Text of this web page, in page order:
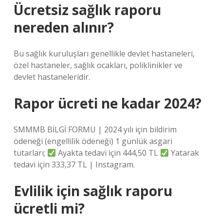
Ücretsiz sağlık raporu
nereden alınır?
Bu sağlık kuruluşları genellikle devlet hastaneleri,
özel hastaneler, sağlık ocakları, poliklinikler ve
devlet hastaneleridir.
Rapor ücreti ne kadar 2024?
SMMMB BİLGİ FORMU | 2024 yılı için bildirim
ödeneği (engellilik ödeneği) 1 günlük asgari
tutarları;
Ayakta tedavi için 444,50 TL
Yatarak
tedavi için 333,37 TL | Instagram.
Evlilik için sağlık raporu
ücretli mi?